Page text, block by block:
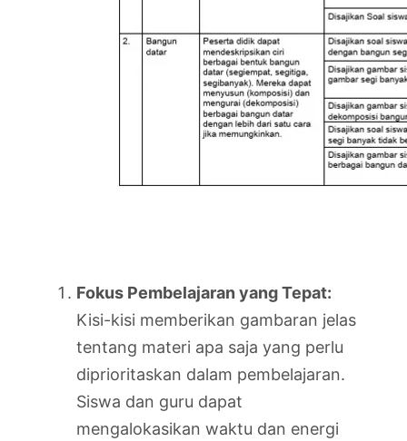
Fokus Pembelajaran yang Tepat:
Kisi-kisi memberikan gambaran jelas
tentang materi apa saja yang perlu
diprioritaskan dalam pembelajaran.
Siswa dan guru dapat
mengalokasikan waktu dan energi